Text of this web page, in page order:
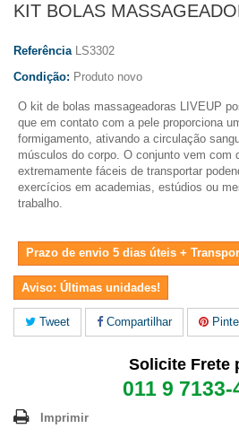
KIT BOLAS
Referência LS3302
Condição: Produto novo
O kit de bolas massageadoras LIVEUP
que em contato com a pele proporciona
formigamento, ativando a circulação
músculos do corpo. O conjunto vem com
extremamente fáceis de transportar
exercícios em academias, estúdios ou
trabalho.
Prazo de envio 5 dias úteis +
Aviso: Últimas unidades!
Tweet Compartilhar
Solicite Frete
011 9 7133-
Imprimir